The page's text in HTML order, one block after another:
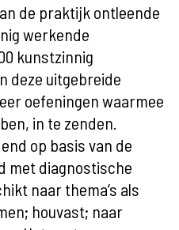
de praktijk ontleende
werkende
kunstzinnig
deze uitgebreide
oefeningen waarmee
in te zenden.
op basis van de
met diagnostische
naar thema’s als
houvast; naar